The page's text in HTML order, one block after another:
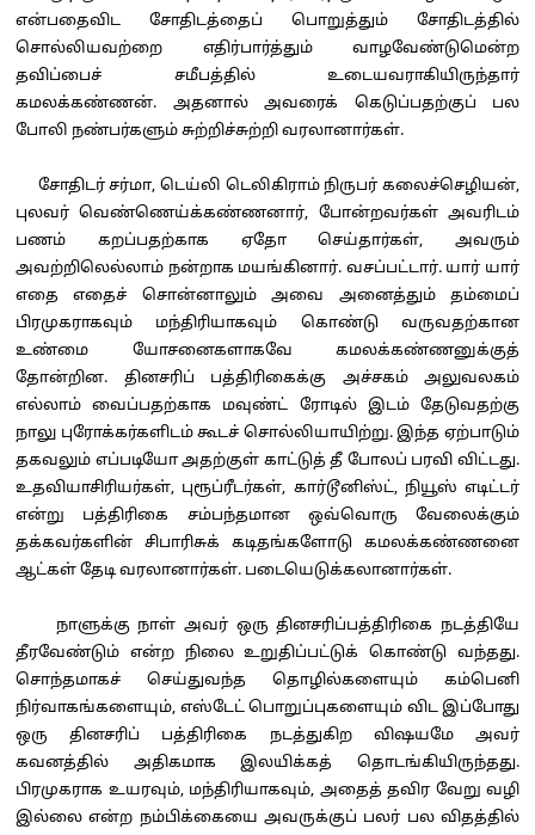
என்பதைவிட சோதிடத்தைப் பொறுத்தும் சோதிடத்தில்
சொல்லியவற்றை எதிர்பார்த்தும் வாழவேண்டுமென்ற
தவிப்பைச் சமீபத்தில் உடையவராகியிருந்தார்
கமலக்கண்ணன். அதனால் அவரைக் கெடுப்பதற்குப் பல
போலி நண்பர்களும் சுற்றிச்சுற்றி வரலானார்கள்.
சோதிடர் சர்மா, டெய்லி டெலிகிராம் நிருபர் கலைச்செழியன்,
புலவர் வெண்ணெய்க்கண்ணனார், போன்றவர்கள் அவரிடம்
பணம் கறப்பதற்காக ஏதோ செய்தார்கள், அவரும்
அவற்றிலெல்லாம் நன்றாக மயங்கினார். வசப்பட்டார். யார் யார்
எதை எதைச் சொன்னாலும் அவை அனைத்தும் தம்மைப்
பிரமுகராகவும் மந்திரியாகவும் கொண்டு வருவதற்கான
உண்மை யோசனைகளாகவே கமலக்கண்ணனுக்குத்
தோன்றின. தினசரிப் பத்திரிகைக்கு அச்சகம் அலுவலகம்
எல்லாம் வைப்பதற்காக மவுண்ட் ரோடில் இடம் தேடுவதற்கு
நாலு புரோக்கர்களிடம் கூடச் சொல்லியாயிற்று. இந்த ஏற்பாடும்
தகவலும் எப்படியோ அதற்குள் காட்டுத் தீ போலப் பரவி விட்டது.
உதவியாசிரியர்கள், புரூப்ரீடர்கள், கார்டூனிஸ்ட், நியூஸ் எடிட்டர்
என்று பத்திரிகை சம்பந்தமான ஒவ்வொரு வேலைக்கும்
தக்கவர்களின் சிபாரிசுக் கடிதங்களோடு கமலக்கண்ணனை
ஆட்கள் தேடி வரலானார்கள். படையெடுக்கலானார்கள்.
நாளுக்கு நாள் அவர் ஒரு தினசரிப்பத்திரிகை நடத்தியே
தீரவேண்டும் என்ற நிலை உறுதிப்பட்டுக் கொண்டு வந்தது.
சொந்தமாகச் செய்துவந்த தொழில்களையும் கம்பெனி
நிர்வாகங்களையும், எஸ்டேட் பொறுப்புகளையும் விட இப்போது
ஒரு தினசரிப் பத்திரிகை நடத்துகிற விஷயமே அவர்
கவனத்தில் அதிகமாக இலயிக்கத் தொடங்கியிருந்தது.
பிரமுகராக உயரவும், மந்திரியாகவும், அதைத் தவிர வேறு வழி
இல்லை என்ற நம்பிக்கையை அவருக்குப் பலர் பல விதத்தில்